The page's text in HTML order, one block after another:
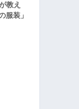
教え
服装」